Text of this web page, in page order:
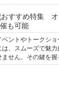
ベントやトークシ
は、スムーズで魅
ません。その鍵を